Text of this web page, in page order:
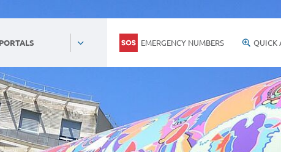
EMERGENCY NUMBERS QUICK